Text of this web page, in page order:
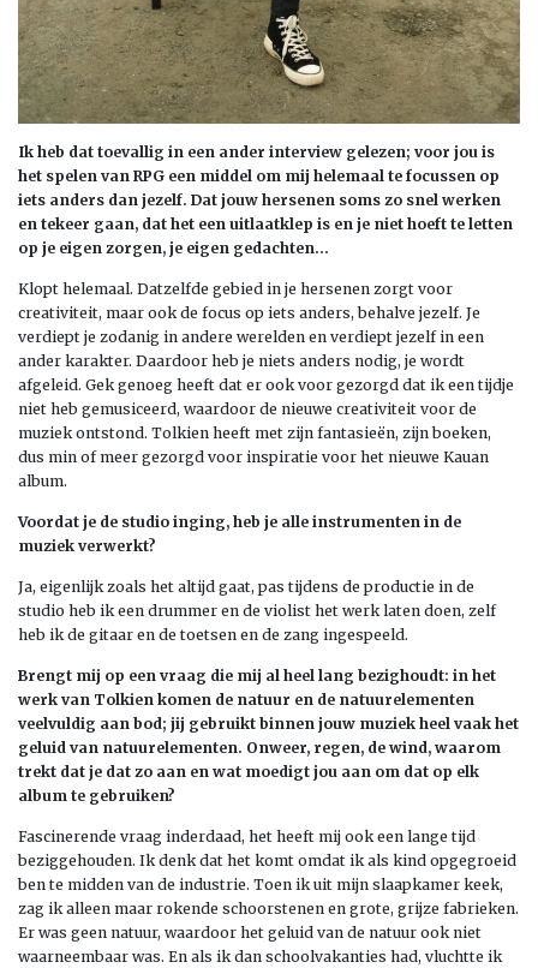
Ik heb dat toevallig in een ander interview gelezen; voor jou is
het spelen van RPG een middel om mij helemaal te focussen op
iets anders dan jezelf. Dat jouw hersenen soms zo snel werken
en tekeer gaan, dat het een uitlaatklep is en je niet hoeft te letten
op je eigen zorgen, je eigen gedachten…
Klopt helemaal. Datzelfde gebied in je hersenen zorgt voor
creativiteit, maar ook de focus op iets anders, behalve jezelf. Je
verdiept je zodanig in andere werelden en verdiept jezelf in een
ander karakter. Daardoor heb je niets anders nodig, je wordt
afgeleid. Gek genoeg heeft dat er ook voor gezorgd dat ik een tijdje
niet heb gemusiceerd, waardoor de nieuwe creativiteit voor de
muziek ontstond. Tolkien heeft met zijn fantasieën, zijn boeken,
dus min of meer gezorgd voor inspiratie voor het nieuwe Kauan
album.
Voordat je de studio inging, heb je alle instrumenten in de
muziek verwerkt?
Ja, eigenlijk zoals het altijd gaat, pas tijdens de productie in de
studio heb ik een drummer en de violist het werk laten doen, zelf
heb ik de gitaar en de toetsen en de zang ingespeeld.
Brengt mij op een vraag die mij al heel lang bezighoudt: in het
werk van Tolkien komen de natuur en de natuurelementen
veelvuldig aan bod; jij gebruikt binnen jouw muziek heel vaak het
geluid van natuurelementen. Onweer, regen, de wind, waarom
trekt dat je dat zo aan en wat moedigt jou aan om dat op elk
album te gebruiken?
Fascinerende vraag inderdaad, het heeft mij ook een lange tijd
beziggehouden. Ik denk dat het komt omdat ik als kind opgegroeid
ben te midden van de industrie. Toen ik uit mijn slaapkamer keek,
zag ik alleen maar rokende schoorstenen en grote, grijze fabrieken.
Er was geen natuur, waardoor het geluid van de natuur ook niet
waarneembaar was. En als ik dan schoolvakanties had, vluchtte ik